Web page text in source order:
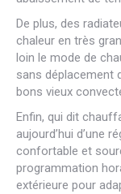
De plus, des
chaleur en très
loin le mode de
sans déplacement
bons vieux
Enfin, qui dit
aujourd’hui d’une
confortable et
programmation
extérieure pour